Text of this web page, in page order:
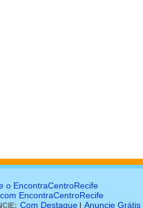
o EncontraCentroRecife
EncontraCentroRecife
Com Destaque Anuncie Grátis